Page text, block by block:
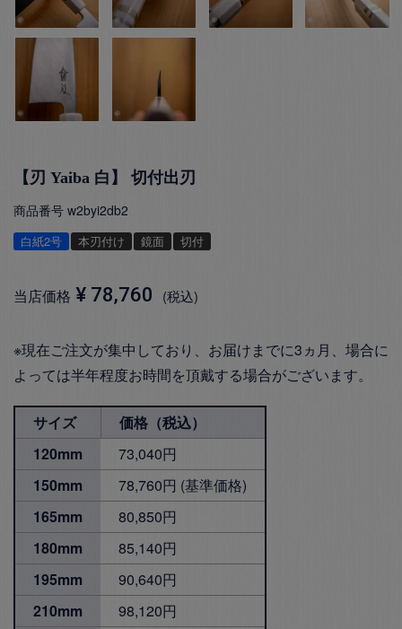
【刃 Yaiba 白】 切付出刃
商品番号 w2byi2db2
白紙2号 本刃付け 鏡面 切付
当店価格 ¥ 78,760 税込
※現在ご注文が集中しており、お届けまでに3ヵ月、場合に
よっては半年程度お時間を頂戴する場合がございます。
サイズ
価格（税込）
120mm
73,040円
150mm
78,760円 (基準価格)
165mm
80,850円
180mm
85,140円
195mm
90,640円
210mm
98,120円